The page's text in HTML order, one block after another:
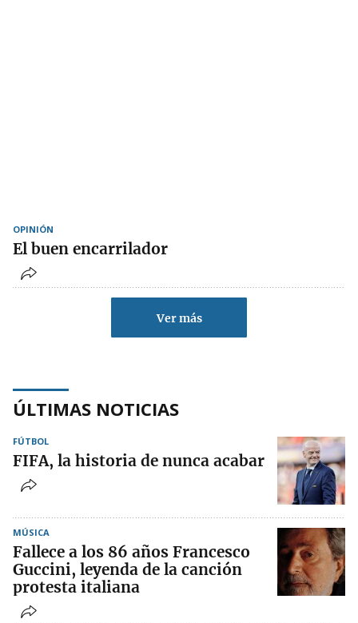
OPINIÓN
El buen encarrilador
Ver más
ÚLTIMAS NOTICIAS
FÚTBOL
FIFA, la historia de nunca acabar
MÚSICA
Fallece a los 86 años Francesco
Guccini, leyenda de la canción
protesta italiana